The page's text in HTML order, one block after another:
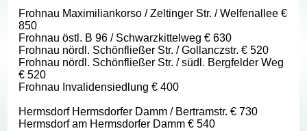
Frohnau Maximiliankorso / Zeltinger Str. / Welfenallee €
850
Frohnau östl. B 96 / Schwarzkittelweg € 630
Frohnau nördl. Schönfließer Str. / Gollanczstr. € 520
Frohnau nördl. Schönfließer Str. / südl. Bergfelder Weg
€ 520
Frohnau Invalidensiedlung € 400
Hermsdorf Hermsdorfer Damm / Bertramstr. € 730
Hermsdorf am Hermsdorfer Damm € 540